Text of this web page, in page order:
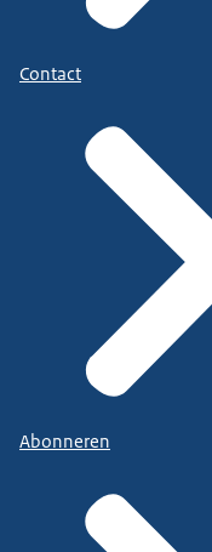
Contact
Abonneren